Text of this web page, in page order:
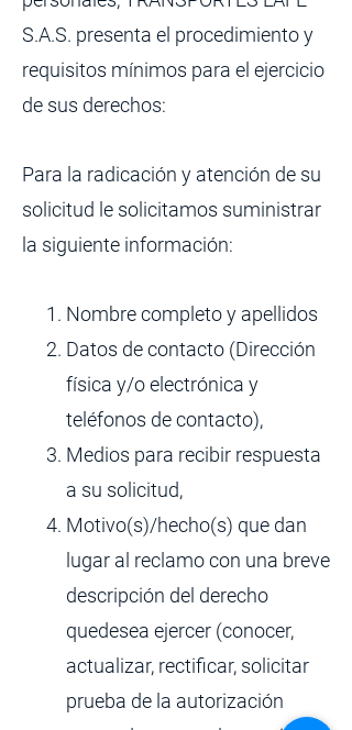
S.A.S. presenta el procedimiento y
requisitos mínimos para el ejercicio
de sus derechos:
Para la radicación y atención de su
solicitud le solicitamos suministrar
la siguiente información:
Nombre completo y apellidos
Datos de contacto (Dirección
física y/o electrónica y
teléfonos de contacto),
Medios para recibir respuesta
a su solicitud,
Motivo(s)/hecho(s) que dan
lugar al reclamo con una breve
descripción del derecho
quedesea ejercer (conocer,
actualizar, rectificar, solicitar
prueba de la autorización